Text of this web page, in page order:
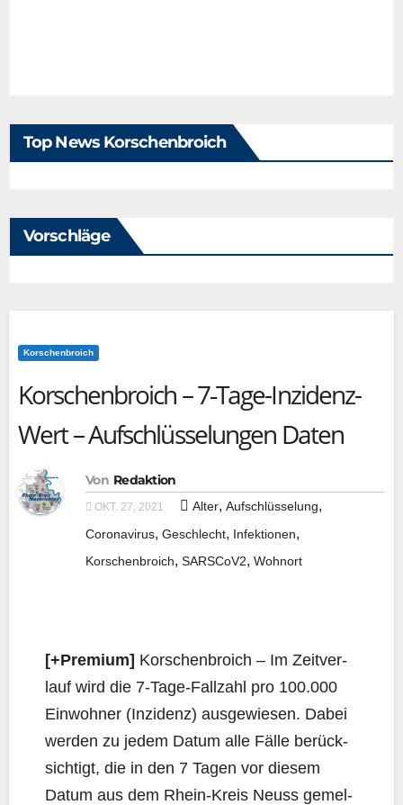
Top News Korschenbroich
Vorschläge
Korschenbroich
Korschenbroich – 7‑Tage-Inzidenz-
Wert – Aufschlüsselungen Daten
Von Redaktion
OKT. 27, 2021 Alter, Aufschlüsselung,
Coronavirus, Geschlecht, Infektionen,
Korschenbroich, SARSCoV2, Wohnort
[+Pre­mi­um] Kor­schen­broich – Im Zeit­ver­
lauf wird die 7‑Ta­ge-Fall­zahl pro 100.000
Ein­woh­ner (Inzi­denz) aus­ge­wie­sen. Dabei
wer­den zu jedem Datum alle Fäl­le berück­
sich­tigt, die in den 7 Tagen vor die­sem
Datum aus dem Rhein-Kreis Neuss gemel­